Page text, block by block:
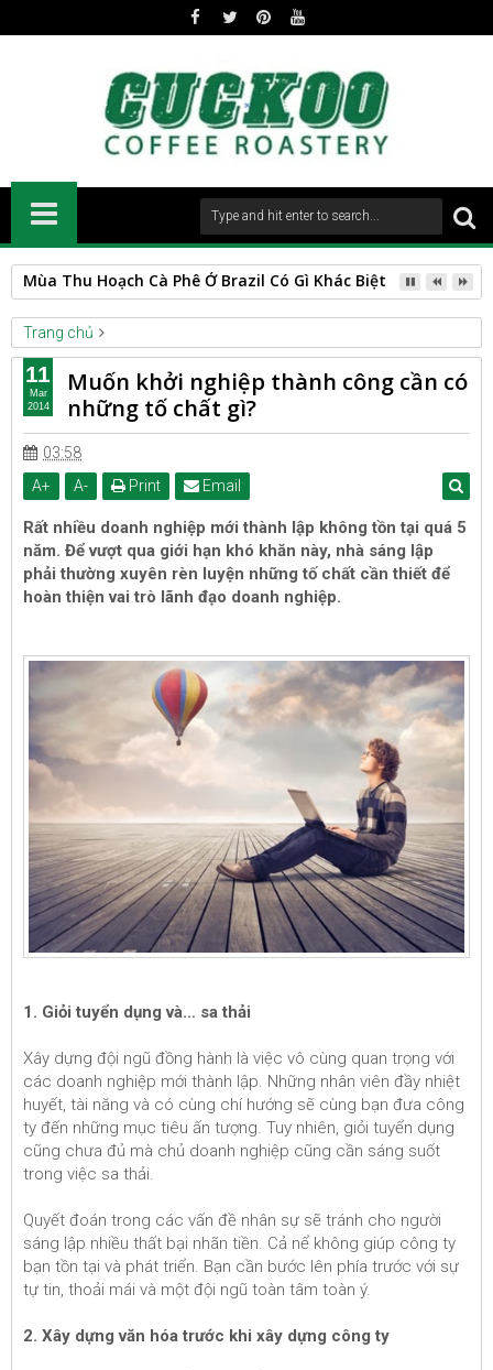
Mùa Thu Hoạch Cà Phê Ở Brazil Có Gì Khác Biệt?
Trang chủ
ENTREPRENEUR
tin_chinh
Muốn khởi nghiệp thành công cần có những tố chất gì?
Muốn khởi nghiệp thành công cần có
những tố chất gì?
03:58
A+ A- Print Email
Rất nhiều doanh nghiệp mới thành lập không tồn tại quá 5
năm. Để vượt qua giới hạn khó khăn này, nhà sáng lập
phải thường xuyên rèn luyện những tố chất cần thiết để
hoàn thiện vai trò lãnh đạo doanh nghiệp.
1. Giỏi tuyển dụng và… sa thải
Xây dựng đội ngũ đồng hành là việc vô cùng quan trọng với
các doanh nghiệp mới thành lập. Những nhân viên đầy nhiệt
huyết, tài năng và có cùng chí hướng sẽ cùng bạn đưa công
ty đến những mục tiêu ấn tượng. Tuy nhiên, giỏi tuyển dụng
cũng chưa đủ mà chủ doanh nghiệp cũng cần sáng suốt
trong việc sa thải.
Quyết đoán trong các vấn đề nhân sự sẽ tránh cho người
sáng lập nhiều thất bại nhãn tiền. Cả nể không giúp công ty
bạn tồn tại và phát triển. Bạn cần bước lên phía trước với sự
tự tin, thoải mái và một đội ngũ toàn tâm toàn ý.
2. Xây dựng văn hóa trước khi xây dựng công ty
11
Mar
2014